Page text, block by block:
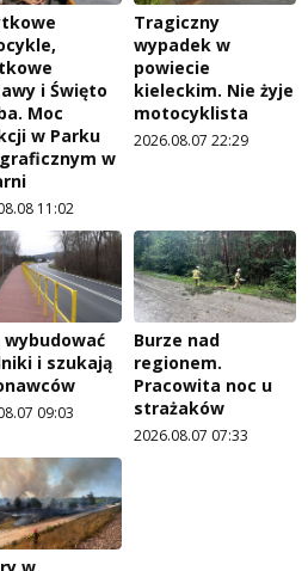
i Święto
Moc
w Parku
w
11:02
Tragiczny
wypadek w
powiecie
kieleckim. Nie żyje
motocyklista
2026.08.07 22:29
wybudować
i szukają
09:03
Burze nad
regionem.
Pracowita noc u
strażaków
2026.08.07 07:33
w